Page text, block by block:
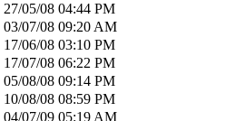
27/05/08 04:44 PM
03/07/08 09:20 AM
17/06/08 03:10 PM
17/07/08 06:22 PM
05/08/08 09:14 PM
10/08/08 08:59 PM
04/07/09 05:19 AM